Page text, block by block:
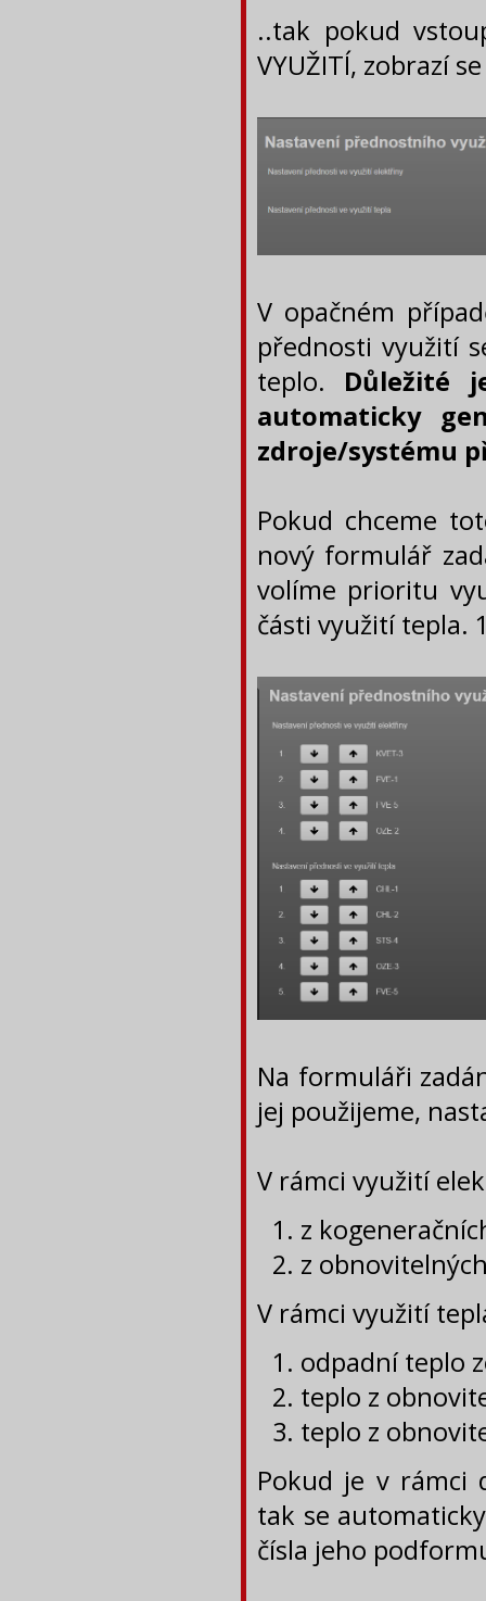
..tak pokud
VYUŽITÍ, zobrazí
V opačném
přednosti využití
teplo. Důležité
automaticky
zdroje/systému
Pokud chceme
nový formulář
volíme prioritu
části využití tepla.
Na formuláři
jej použijeme,
V rámci využití
z
z
V rámci využití
odpadní teplo
teplo z
teplo z
Pokud je v rámci
tak se
čísla jeho